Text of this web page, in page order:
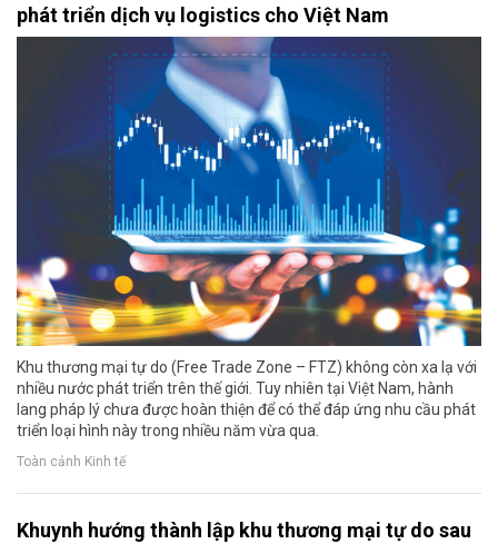
phát triển dịch vụ logistics cho Việt Nam
Khu thương mại tự do (Free Trade Zone – FTZ) không còn xa lạ với
nhiều nước phát triển trên thế giới. Tuy nhiên tại Việt Nam, hành
lang pháp lý chưa được hoàn thiện để có thể đáp ứng nhu cầu phát
triển loại hình này trong nhiều năm vừa qua.
Toàn cảnh Kinh tế
Khuynh hướng thành lập khu thương mại tự do sau